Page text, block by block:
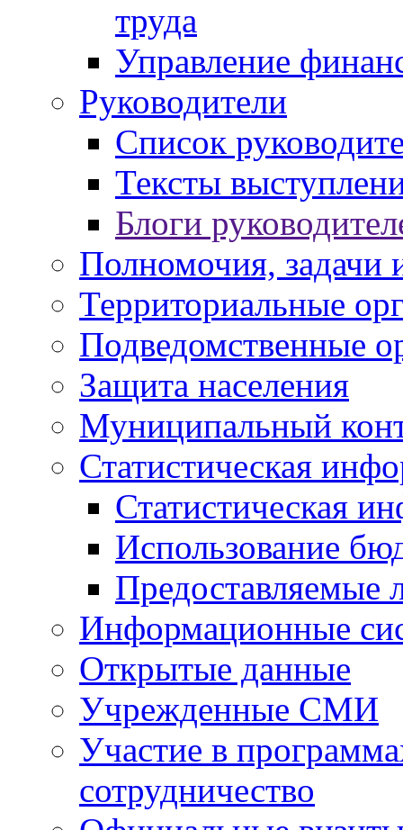
труда
Управление
Руководители
Список
Тексты
Блоги
Полномочия, задачи
Территориальные
Подведомственные
Защита населения
Муниципальный
Статистическая
Статистическая
Использование
Предоставляемые
Информационные
Открытые данные
Учрежденные СМИ
Участие в
сотрудничество